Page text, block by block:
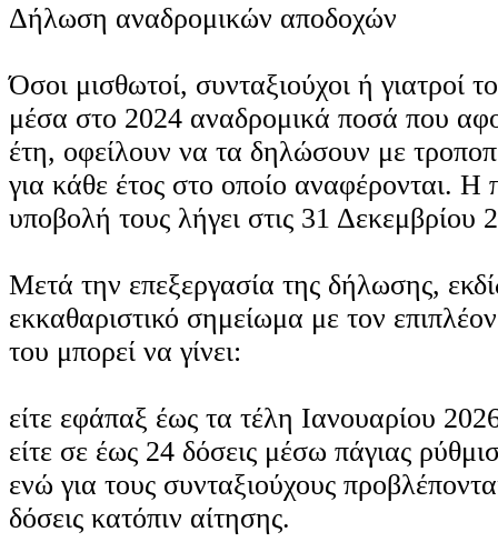
Δήλωση αναδρομικών αποδοχών
Όσοι μισθωτοί, συνταξιούχοι ή γιατροί
μέσα στο 2024 αναδρομικά ποσά που
έτη, οφείλουν να τα δηλώσουν με
για κάθε έτος στο οποίο αναφέρονται. Η
υποβολή τους λήγει στις 31 Δεκεμβρίου
Μετά την επεξεργασία της δήλωσης,
εκκαθαριστικό σημείωμα με τον
του μπορεί να γίνει:
είτε εφάπαξ έως τα τέλη Ιανουαρίου
είτε σε έως 24 δόσεις μέσω πάγιας
ενώ για τους συνταξιούχους
δόσεις κατόπιν αίτησης.